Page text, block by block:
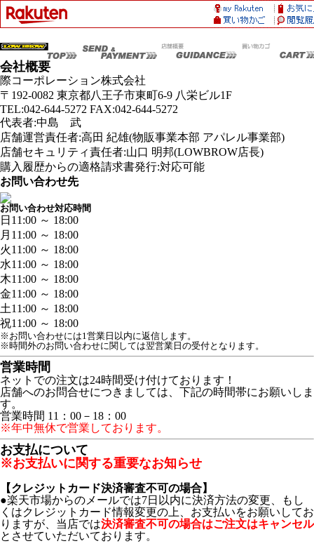
会社概要
際コーポレーション株式会社
〒192-0082 東京都八王子市東町6-9 八栄ビル1F
TEL:042-644-5272 FAX:042-644-5272
代表者:中島 武
店舗運営責任者:高田 紀雄(物販事業本部 アパレル事業部)
店舗セキュリティ責任者:山口 明邦(LOWBROW店長)
購入履歴からの適格請求書発行:対応可能
お問い合わせ先
お問い合わせ対応時間
日 11:00 ～ 18:00
月 11:00 ～ 18:00
火11:00 ～ 18:00
水11:00 ～ 18:00
木11:00 ～ 18:00
金11:00 ～ 18:00
土11:00 ～ 18:00
祝11:00 ～ 18:00
※お問い合わせには1営業日以内に返信します。
※時間外のお問い合わせに関しては翌営業日の受付となります。
営業時間
ネットでの注文は24時間受け付けております！
店舗へのお問合せにつきましては、下記の時間帯にお願いしま
す。
営業時間 11：00－18：00
※年中無休で営業しております。
お支払について
※お支払いに関する重要なお知らせ
【クレジットカード決済審査不可の場合】
●楽天市場からのメールでは7日以内に決済方法の変更、もし
くはクレジットカード情報変更の上、お支払いをお願いしてお
りますが、当店では決済審査不可の場合はご注文はキャンセル
とさせていただいております。